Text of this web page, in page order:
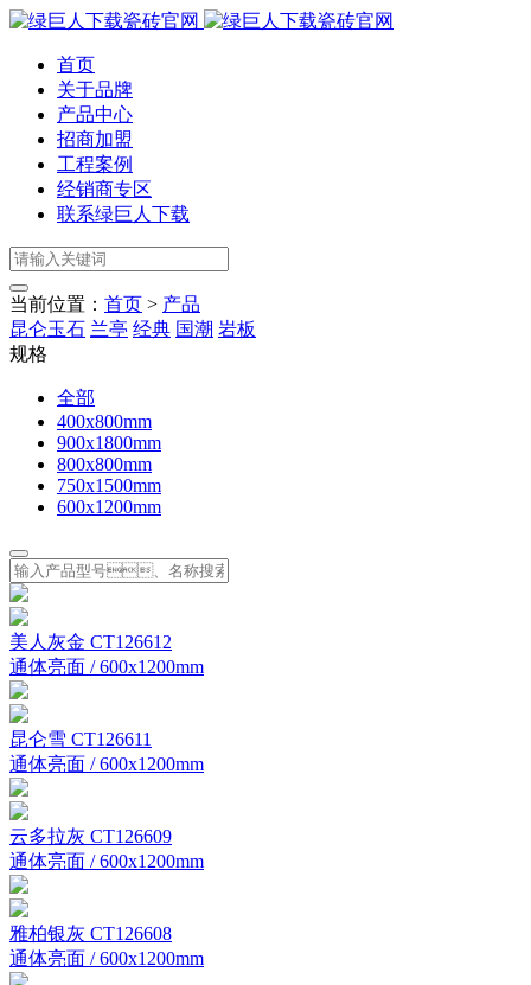
首页
关于品牌
产品中心
招商加盟
工程案例
经销商专区
联系绿巨人下载
当前位置： 首页 > 产品
昆仑玉石 兰亭 经典 国潮 岩板
规格
全部
400x800mm
900x1800mm
800x800mm
750x1500mm
600x1200mm
美人灰金 CT126612
通体亮面 / 600x1200mm
昆仑雪 CT126611
通体亮面 / 600x1200mm
云多拉灰 CT126609
通体亮面 / 600x1200mm
雅柏银灰 CT126608
通体亮面 / 600x1200mm